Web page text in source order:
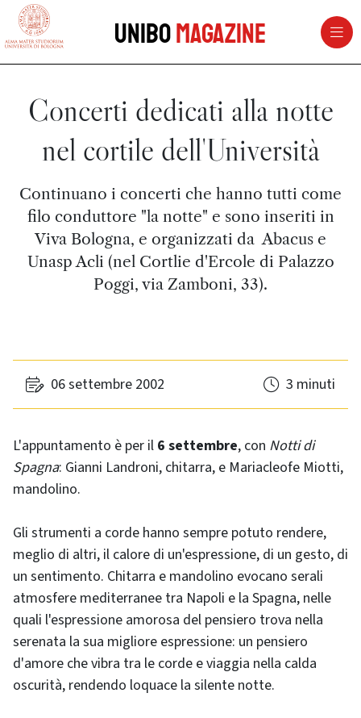
vai al contenuto della pagina
UniboMagazine
Concerti dedicati alla notte
nel cortile dell'Università
Continuano i concerti che hanno tutti come
filo conduttore "la notte" e sono inseriti in
Viva Bologna, e organizzati da Abacus e
Unasp Acli (nel Cortlie d'Ercole di Palazzo
Poggi, via Zamboni, 33).
06 settembre 2002 3 minuti
L'appuntamento è per il 6 settembre, con Notti di
Spagna: Gianni Landroni, chitarra, e Mariacleofe Miotti,
mandolino.
Gli strumenti a corde hanno sempre potuto rendere,
meglio di altri, il calore di un'espressione, di un gesto, di
un sentimento. Chitarra e mandolino evocano serali
atmosfere mediterranee tra Napoli e la Spagna, nelle
quali l'espressione amorosa del pensiero trova nella
serenata la sua migliore espressione: un pensiero
d'amore che vibra tra le corde e viaggia nella calda
oscurità, rendendo loquace la silente notte.